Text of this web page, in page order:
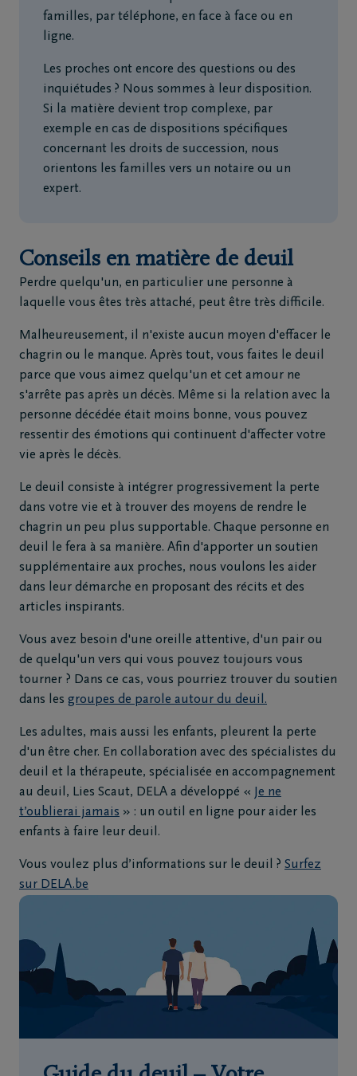
familles, par téléphone, en face à face ou en
ligne.
Les proches ont encore des questions ou des
inquiétudes ? Nous sommes à leur disposition.
Si la matière devient trop complexe, par
exemple en cas de dispositions spécifiques
concernant les droits de succession, nous
orientons les familles vers un notaire ou un
expert.
Conseils en matière de deuil
Perdre quelqu'un, en particulier une personne à
laquelle vous êtes très attaché, peut être très difficile.
Malheureusement, il n'existe aucun moyen d'effacer le
chagrin ou le manque. Après tout, vous faites le deuil
parce que vous aimez quelqu'un et cet amour ne
s'arrête pas après un décès. Même si la relation avec la
personne décédée était moins bonne, vous pouvez
ressentir des émotions qui continuent d'affecter votre
vie après le décès.
Le deuil consiste à intégrer progressivement la perte
dans votre vie et à trouver des moyens de rendre le
chagrin un peu plus supportable. Chaque personne en
deuil le fera à sa manière. Afin d'apporter un soutien
supplémentaire aux proches, nous voulons les aider
dans leur démarche en proposant des récits et des
articles inspirants.
Vous avez besoin d'une oreille attentive, d'un pair ou
de quelqu'un vers qui vous pouvez toujours vous
tourner ? Dans ce cas, vous pourriez trouver du soutien
dans les groupes de parole autour du deuil.
Les adultes, mais aussi les enfants, pleurent la perte
d'un être cher. En collaboration avec des spécialistes du
deuil et la thérapeute, spécialisée en accompagnement
au deuil, Lies Scaut, DELA a développé « Je ne
t’oublierai jamais » : un outil en ligne pour aider les
enfants à faire leur deuil.
Vous voulez plus d’informations sur le deuil ? Surfez
sur DELA.be